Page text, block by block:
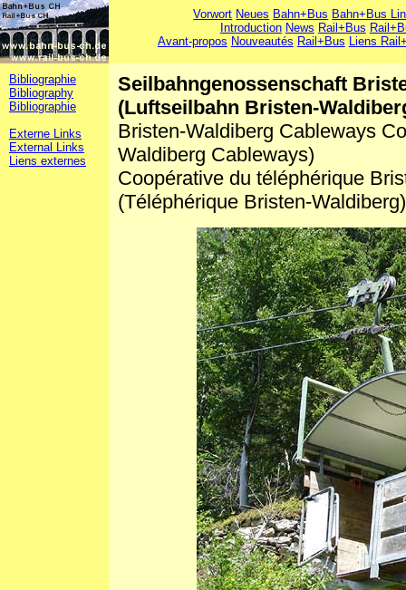
Vorwort Neues Bahn+Bus Bahn+Bus
Introduction News Rail+Bus
Avant-propos Nouveautés Rail+Bus Liens
Bibliographie
Bibliography
Bibliographie
Externe Links
External Links
Liens externes
Seilbahngenossenschaft
(Luftseilbahn Bristen-
Bristen-Waldiberg Cableways
Waldiberg Cableways)
Coopérative du téléphérique
(Téléphérique Bristen-Waldiberg)